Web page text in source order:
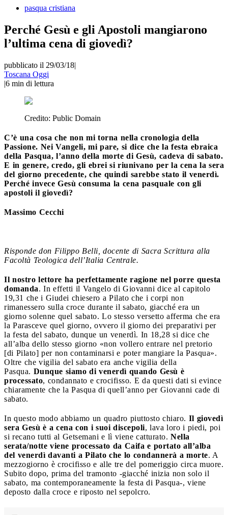
pasqua cristiana
Perché Gesù e gli Apostoli mangiarono
l’ultima cena di giovedì?
pubblicato il 29/03/18|
Toscana Oggi
|6 min di lettura
Credito: Public Domain
C’è una cosa che non mi torna nella cronologia della
Passione. Nei Vangeli, mi pare, si dice che la festa ebraica
della Pasqua, l’anno della morte di Gesù, cadeva di sabato.
E in genere, credo, gli ebrei si riunivano per la cena la sera
del giorno precedente, che quindi sarebbe stato il venerdì.
Perché invece Gesù consuma la cena pasquale con gli
apostoli il giovedì?
Massimo Cecchi
Risponde don Filippo Belli, docente di Sacra Scrittura alla
Facoltà Teologica dell’Italia Centrale.
Il nostro lettore ha perfettamente ragione nel porre questa
domanda. In effetti il Vangelo di Giovanni dice al capitolo
19,31 che i Giudei chiesero a Pilato che i corpi non
rimanessero sulla croce durante il sabato, giacché era un
giorno solenne quel sabato. Lo stesso versetto afferma che era
la Parasceve quel giorno, ovvero il giorno dei preparativi per
la festa del sabato, dunque un venerdì. In 18,28 si dice che
all’alba dello stesso giorno «non vollero entrare nel pretorio
[di Pilato] per non contaminarsi e poter mangiare la Pasqua».
Oltre che vigilia del sabato era anche vigilia della
Pasqua. Dunque siamo di venerdì quando Gesù è
processato, condannato e crocifisso. E da questi dati si evince
chiaramente che la Pasqua di quell’anno per Giovanni cade di
sabato.
In questo modo abbiamo un quadro piuttosto chiaro. Il giovedì
sera Gesù è a cena con i suoi discepoli, lava loro i piedi, poi
si recano tutti al Getsemani e lì viene catturato. Nella
serata/notte viene processato da Caifa e portato all’alba
del venerdì davanti a Pilato che lo condannerà a morte. A
mezzogiorno è crocifisso e alle tre del pomeriggio circa muore.
Subito dopo, prima del tramonto -giacché inizia non solo il
sabato, ma contemporaneamente la festa di Pasqua-, viene
deposto dalla croce e riposto nel sepolcro.